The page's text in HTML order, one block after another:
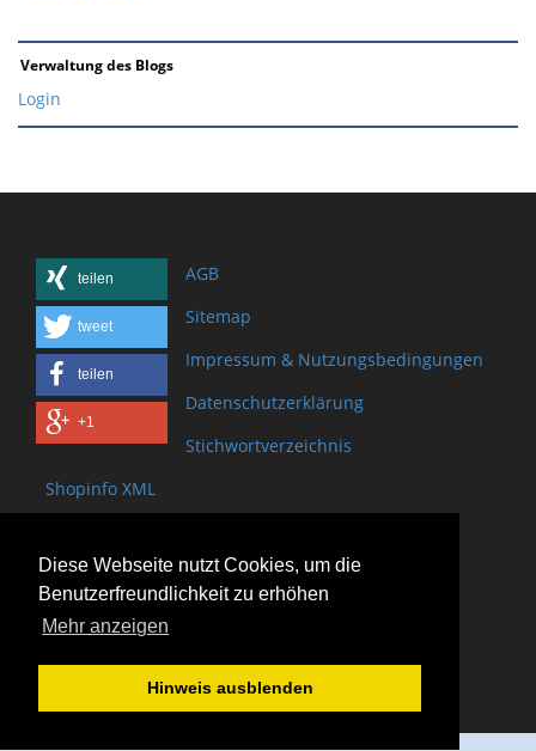
Diese Webseite nutzt Cookies, um die
Benutzerfreundlichkeit zu erhöhen
Mehr anzeigen
Hinweis ausblenden
Verwaltung des Blogs
Login
teilen
tweet
teilen
+1
AGB
Sitemap
Impressum & Nutzungsbedingungen
Datenschutzerklärung
Stichwortverzeichnis
Shopinfo XML
Bischof-Brand Straße 2
61440 Oberursel
(+49) 6171 - 98 11 80
(+49) 6171 - 98 28 10
service@onsite.org